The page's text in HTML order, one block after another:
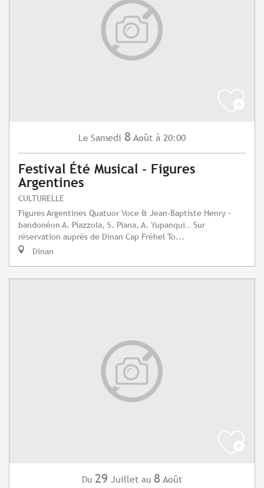
Le Samedi 8 Août à 20:00
Festival Été Musical - Figures
Argentines
CULTURELLE
Figures Argentines Quatuor Voce & Jean-Baptiste Henry –
bandonéon A. Piazzola, S. Piana, A. Yupanqui… Sur
réservation auprès de Dinan Cap Fréhel To...
Dinan
Du 29 Juillet au 8 Août